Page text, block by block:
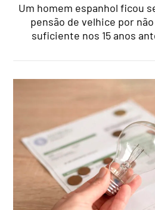
Um homem espanhol ficou
pensão de velhice por
suficiente nos 15 anos